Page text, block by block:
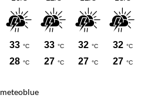
meteoblue